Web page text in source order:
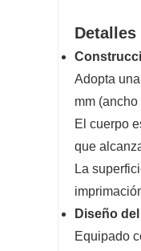
Adopta
mm
El cuerpo
que
La
Diseño
Equipado